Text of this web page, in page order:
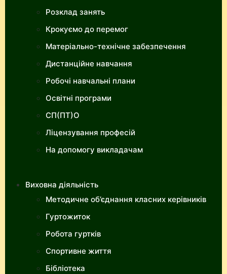
Розклад занять
Крокуємо до перемог
Матеріально-технічне забезпечення
Дистанційне навчання
Робочі навчальні плани
Освітні програми
СП(ПТ)О
Ліцензування професій
На допомогу викладачам
Виховна діяльність
Методичне об’єднання класних керівників
Гуртожиток
Робота гуртків
Спортивне життя
Бібліотека